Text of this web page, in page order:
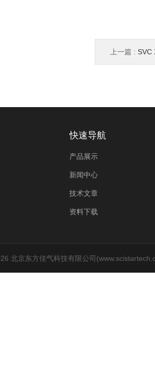
上一篇 : SVC
快速导航
产品展示
新闻中心
技术文章
资料下载
北京东方佳气科技有限公司